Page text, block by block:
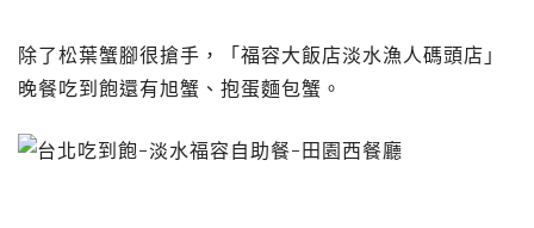
除了松葉蟹腳很搶手，「福容大飯店淡水漁人碼頭店」
晚餐吃到飽還有旭蟹、抱蛋麵包蟹。